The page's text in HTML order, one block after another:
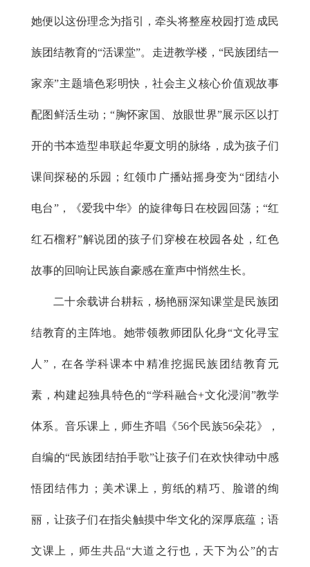
她便以这份理念为指引，牵头将整座校园打造成民
族团结教育的“活课堂”。走进教学楼，“民族团结一
家亲”主题墙色彩明快，社会主义核心价值观故事
配图鲜活生动；“胸怀家国、放眼世界”展示区以打
开的书本造型串联起华夏文明的脉络，成为孩子们
课间探秘的乐园；红领巾广播站摇身变为“团结小
电台”，《爱我中华》的旋律每日在校园回荡；“红
红石榴籽”解说团的孩子们穿梭在校园各处，红色
故事的回响让民族自豪感在童声中悄然生长。
二十余载讲台耕耘，杨艳丽深知课堂是民族团
结教育的主阵地。她带领教师团队化身“文化寻宝
人”，在各学科课本中精准挖掘民族团结教育元
素，构建起独具特色的“学科融合+文化浸润”教学
体系。音乐课上，师生齐唱《56个民族56朵花》，
自编的“民族团结拍手歌”让孩子们在欢快律动中感
悟团结伟力；美术课上，剪纸的精巧、脸谱的绚
丽，让孩子们在指尖触摸中华文化的深厚底蕴；语
文课上，师生共品“大道之行也，天下为公”的古